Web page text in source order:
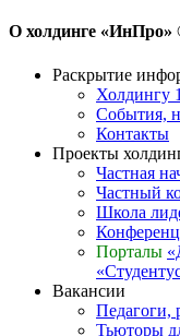
О холдинге «ИнПро»
Раскрытие
Холдингу
События,
Контакты
Проекты
Частная
Частный
Школа
Порталы
Вакансии
Педагоги,
Тьюторы